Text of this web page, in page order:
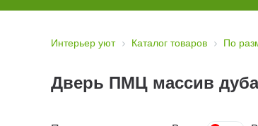
Интерьер уют Каталог товаров По
Дверь ПМЦ массив